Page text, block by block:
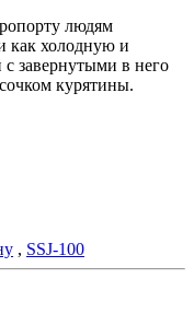
людям
как холодную и
завернутыми в него
курятины.
, SSJ-100